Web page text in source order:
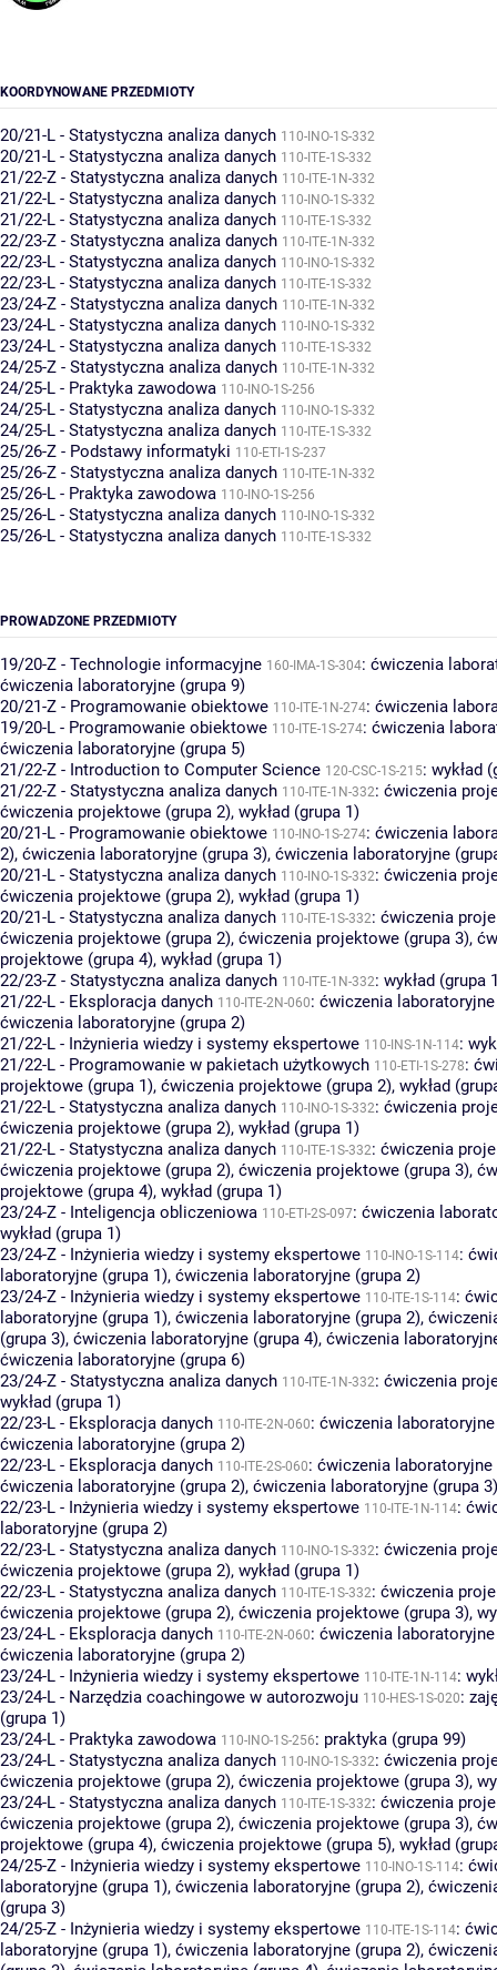
KOORDYNOWANE PRZEDMIOTY
20/21-L - Statystyczna analiza danych 110-INO-1S-332
20/21-L - Statystyczna analiza danych 110-ITE-1S-332
21/22-Z - Statystyczna analiza danych 110-ITE-1N-332
21/22-L - Statystyczna analiza danych 110-INO-1S-332
21/22-L - Statystyczna analiza danych 110-ITE-1S-332
22/23-Z - Statystyczna analiza danych 110-ITE-1N-332
22/23-L - Statystyczna analiza danych 110-INO-1S-332
22/23-L - Statystyczna analiza danych 110-ITE-1S-332
23/24-Z - Statystyczna analiza danych 110-ITE-1N-332
23/24-L - Statystyczna analiza danych 110-INO-1S-332
23/24-L - Statystyczna analiza danych 110-ITE-1S-332
24/25-Z - Statystyczna analiza danych 110-ITE-1N-332
24/25-L - Praktyka zawodowa 110-INO-1S-256
24/25-L - Statystyczna analiza danych 110-INO-1S-332
24/25-L - Statystyczna analiza danych 110-ITE-1S-332
25/26-Z - Podstawy informatyki 110-ETI-1S-237
25/26-Z - Statystyczna analiza danych 110-ITE-1N-332
25/26-L - Praktyka zawodowa 110-INO-1S-256
25/26-L - Statystyczna analiza danych 110-INO-1S-332
25/26-L - Statystyczna analiza danych 110-ITE-1S-332
PROWADZONE PRZEDMIOTY
19/20-Z - Technologie informacyjne 160-IMA-1S-304: ćwiczenia
ćwiczenia laboratoryjne (grupa 9)
20/21-Z - Programowanie obiektowe 110-ITE-1N-274: ćwiczenia
19/20-L - Programowanie obiektowe 110-ITE-1S-274: ćwiczenia
ćwiczenia laboratoryjne (grupa 5)
21/22-Z - Introduction to Computer Science 120-CSC-1S-215: wykład
21/22-Z - Statystyczna analiza danych 110-ITE-1N-332: ćwiczenia
ćwiczenia projektowe (grupa 2), wykład (grupa 1)
20/21-L - Programowanie obiektowe 110-INO-1S-274: ćwiczenia
2), ćwiczenia laboratoryjne (grupa 3), ćwiczenia laboratoryjne
20/21-L - Statystyczna analiza danych 110-INO-1S-332: ćwiczenia
ćwiczenia projektowe (grupa 2), wykład (grupa 1)
20/21-L - Statystyczna analiza danych 110-ITE-1S-332: ćwiczenia
ćwiczenia projektowe (grupa 2), ćwiczenia projektowe (grupa 3),
projektowe (grupa 4), wykład (grupa 1)
22/23-Z - Statystyczna analiza danych 110-ITE-1N-332: wykład (grupa
21/22-L - Eksploracja danych 110-ITE-2N-060: ćwiczenia
ćwiczenia laboratoryjne (grupa 2)
21/22-L - Inżynieria wiedzy i systemy ekspertowe 110-INS-1N-114:
21/22-L - Programowanie w pakietach użytkowych 110-ETI-1S-278:
projektowe (grupa 1), ćwiczenia projektowe (grupa 2), wykład
21/22-L - Statystyczna analiza danych 110-INO-1S-332: ćwiczenia
ćwiczenia projektowe (grupa 2), wykład (grupa 1)
21/22-L - Statystyczna analiza danych 110-ITE-1S-332: ćwiczenia
ćwiczenia projektowe (grupa 2), ćwiczenia projektowe (grupa 3),
projektowe (grupa 4), wykład (grupa 1)
23/24-Z - Inteligencja obliczeniowa 110-ETI-2S-097: ćwiczenia
wykład (grupa 1)
23/24-Z - Inżynieria wiedzy i systemy ekspertowe 110-INO-1S-114:
laboratoryjne (grupa 1), ćwiczenia laboratoryjne (grupa 2)
23/24-Z - Inżynieria wiedzy i systemy ekspertowe 110-ITE-1S-114:
laboratoryjne (grupa 1), ćwiczenia laboratoryjne (grupa 2),
(grupa 3), ćwiczenia laboratoryjne (grupa 4), ćwiczenia
ćwiczenia laboratoryjne (grupa 6)
23/24-Z - Statystyczna analiza danych 110-ITE-1N-332: ćwiczenia
wykład (grupa 1)
22/23-L - Eksploracja danych 110-ITE-2N-060: ćwiczenia
ćwiczenia laboratoryjne (grupa 2)
22/23-L - Eksploracja danych 110-ITE-2S-060: ćwiczenia laboratoryjne
ćwiczenia laboratoryjne (grupa 2), ćwiczenia laboratoryjne (grupa 3)
22/23-L - Inżynieria wiedzy i systemy ekspertowe 110-ITE-1N-114:
laboratoryjne (grupa 2)
22/23-L - Statystyczna analiza danych 110-INO-1S-332: ćwiczenia
ćwiczenia projektowe (grupa 2), wykład (grupa 1)
22/23-L - Statystyczna analiza danych 110-ITE-1S-332: ćwiczenia
ćwiczenia projektowe (grupa 2), ćwiczenia projektowe (grupa 3),
23/24-L - Eksploracja danych 110-ITE-2N-060: ćwiczenia
ćwiczenia laboratoryjne (grupa 2)
23/24-L - Inżynieria wiedzy i systemy ekspertowe 110-ITE-1N-114:
23/24-L - Narzędzia coachingowe w autorozwoju 110-HES-1S-020:
(grupa 1)
23/24-L - Praktyka zawodowa 110-INO-1S-256: praktyka (grupa 99)
23/24-L - Statystyczna analiza danych 110-INO-1S-332: ćwiczenia
ćwiczenia projektowe (grupa 2), ćwiczenia projektowe (grupa 3),
23/24-L - Statystyczna analiza danych 110-ITE-1S-332: ćwiczenia
ćwiczenia projektowe (grupa 2), ćwiczenia projektowe (grupa 3),
projektowe (grupa 4), ćwiczenia projektowe (grupa 5), wykład
24/25-Z - Inżynieria wiedzy i systemy ekspertowe 110-INO-1S-114:
laboratoryjne (grupa 1), ćwiczenia laboratoryjne (grupa 2),
(grupa 3)
24/25-Z - Inżynieria wiedzy i systemy ekspertowe 110-ITE-1S-114:
laboratoryjne (grupa 1), ćwiczenia laboratoryjne (grupa 2),